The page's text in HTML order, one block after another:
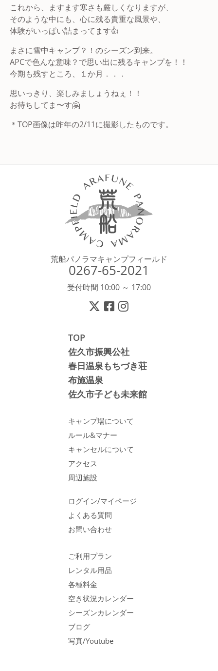
これから、ますます寒さも厳しくなりますが、
そのような中にも、心に残る貴重な風景や、
体験がいっぱい詰まってます👍
まさに雪中キャンプ？！のシーズン到来。
APCで色んな意味？で思い出に残るキャンプを！！
今期も残すところ、１か月．．．
思いっきり、楽しみましょうねぇ！！
お待ちしてま〜す🤗
＊TOP画像は昨年の2/11に撮影したものです。
荒船パノラマキャンプフィールド
0267-65-2021
受付時間 10:00 ～ 17:00
TOP
佐久市振興公社
春日温泉もちづき荘
布施温泉
佐久市子ども未来館
キャンプ場について
ルール&マナー
キャンセルについて
アクセス
周辺施設
ログイン/マイページ
よくある質問
お問い合わせ
ご利用プラン
レンタル用品
各種料金
空き状況カレンダー
シーズンカレンダー
ブログ
写真/Youtube